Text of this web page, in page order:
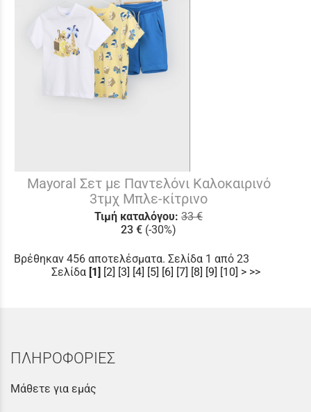
Mayoral Σετ με Παντελόνι Καλοκαιρινό
3τμχ Μπλε-κίτρινο
Τιμή καταλόγου: 33 €
23 € (-30%)
Βρέθηκαν 456 αποτελέσματα. Σελίδα 1 από 23
Σελίδα [1] [2] [3] [4] [5] [6] [7] [8] [9] [10] > >>
ΠΛΗΡΟΦΟΡΙΕΣ
Μάθετε για εμάς